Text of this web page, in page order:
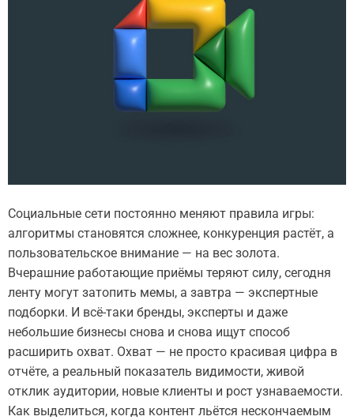
Социальные сети постоянно меняют правила игры:
алгоритмы становятся сложнее, конкуренция растёт, а
пользовательское внимание — на вес золота.
Вчерашние работающие приёмы теряют силу, сегодня
ленту могут затопить мемы, а завтра — экспертные
подборки. И всё-таки бренды, эксперты и даже
небольшие бизнесы снова и снова ищут способ
расширить охват. Охват — не просто красивая цифра в
отчёте, а реальный показатель видимости, живой
отклик аудитории, новые клиенты и рост узнаваемости.
Как выделиться, когда контент льётся нескончаемым